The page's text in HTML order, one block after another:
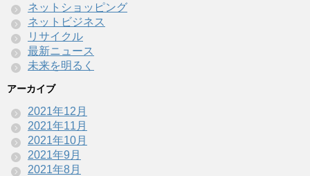
ネットショッピング
ネットビジネス
リサイクル
最新ニュース
未来を明るく
アーカイブ
2021年12月
2021年11月
2021年10月
2021年9月
2021年8月